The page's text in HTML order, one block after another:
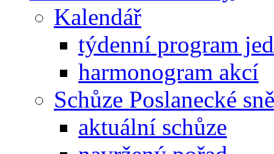
Kalendář
týdenní program
harmonogram akcí
Schůze Poslanecké
aktuální schůze